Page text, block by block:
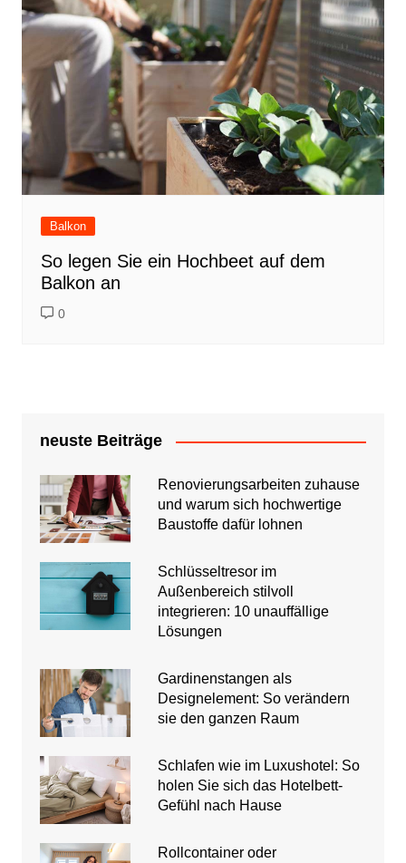
Balkon
So legen Sie ein Hochbeet auf dem
Balkon an
0
neuste Beiträge
Renovierungsarbeiten zuhause
und warum sich hochwertige
Baustoffe dafür lohnen
Schlüsseltresor im
Außenbereich stilvoll
integrieren: 10 unauffällige
Lösungen
Gardinenstangen als
Designelement: So verändern
sie den ganzen Raum
Schlafen wie im Luxushotel: So
holen Sie sich das Hotelbett-
Gefühl nach Hause
Rollcontainer oder